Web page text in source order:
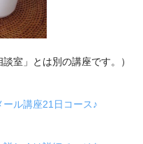
室」とは別の講座です。）
ル講座21日コース♪